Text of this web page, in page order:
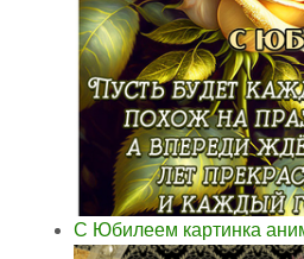
С Юбилеем картинка